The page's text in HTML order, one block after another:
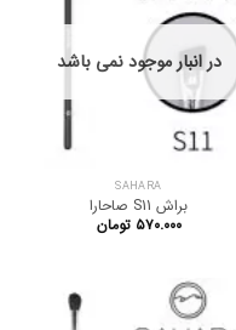
در انبار موجود نمی باشد
SAHARA
براش S11 صاحارا
۵۷۰.۰۰۰ تومان